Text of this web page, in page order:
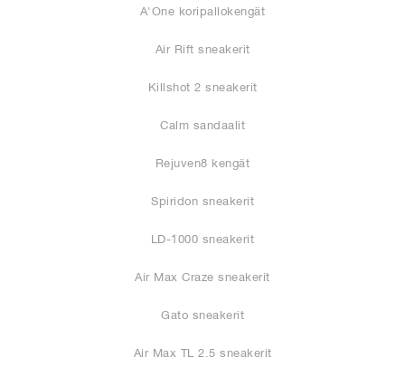
A'One koripallokengät
Air Rift sneakerit
Killshot 2 sneakerit
Calm sandaalit
Rejuven8 kengät
Spiridon sneakerit
LD-1000 sneakerit
Air Max Craze sneakerit
Gato sneakerit
Air Max TL 2.5 sneakerit